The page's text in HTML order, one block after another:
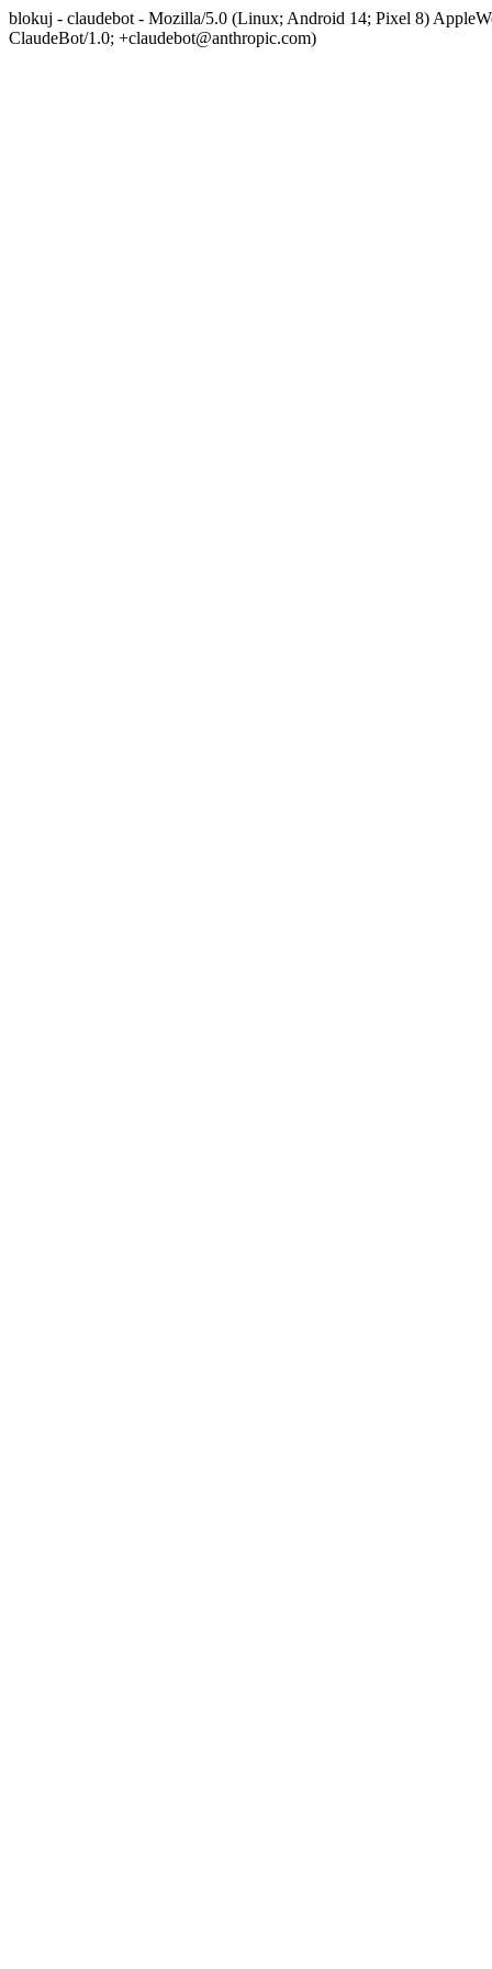
blokuj - claudebot - Mozilla/5.0 (Linux; Android 14; Pixel 8)
ClaudeBot/1.0; +claudebot@anthropic.com)